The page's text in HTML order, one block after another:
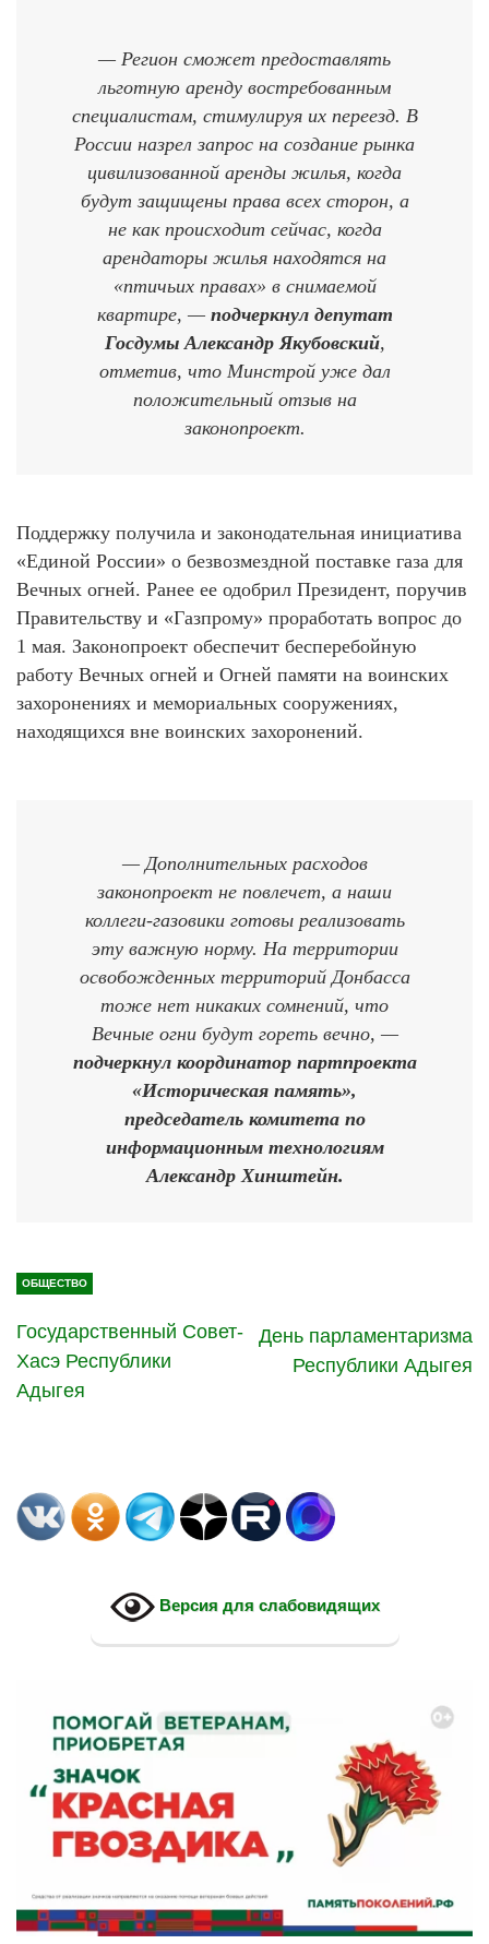
— Регион сможет предоставлять
льготную аренду востребованным
специалистам, стимулируя их переезд. В
России назрел запрос на создание рынка
цивилизованной аренды жилья, когда
будут защищены права всех сторон, а
не как происходит сейчас, когда
арендаторы жилья находятся на
«птичьих правах» в снимаемой
квартире, — подчеркнул депутат
Госдумы Александр Якубовский,
отметив, что Минстрой уже дал
положительный отзыв на
законопроект.
Поддержку получила и законодательная инициатива
«Единой России» о безвозмездной поставке газа для
Вечных огней. Ранее ее одобрил Президент, поручив
Правительству и «Газпрому» проработать вопрос до
1 мая. Законопроект обеспечит бесперебойную
работу Вечных огней и Огней памяти нa воинских
захоронениях и мемориальных сооружениях,
находящихся вне воинских захоронений.
— Дополнительных расходов
законопроект не повлечет, а наши
коллеги-газовики готовы реализовать
эту важную норму. На территории
освобожденных территорий Донбасса
тоже нет никаких сомнений, что
Вечные огни будут гореть вечно, —
подчеркнул координатор партпроекта
«Историческая память»,
председатель комитета по
информационным технологиям
Александр Хинштейн.
ОБЩЕСТВО
Государственный Совет-
Хасэ Республики
Адыгея
День парламентаризма
Республики Адыгея
Версия для слабовидящих